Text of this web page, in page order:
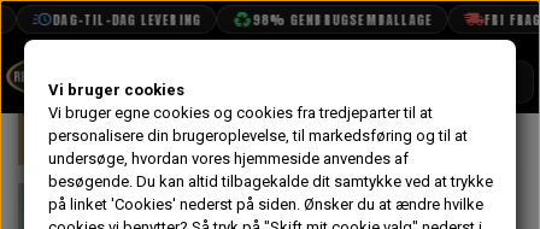
DAG-TIL-DAG LEVERING 98% GENBRUGSEMBALLAGE FRI
BOOK TID
PROJEKTER
Forside Mini Motor Blok Leje Skåle
Hovedleje Sæt
Vi bruger cookies
Vi bruger egne cookies og cookies fra tredjeparter til at
personalisere din brugeroplevelse, til markedsføring og til at
undersøge, hvordan vores hjemmeside anvendes af
besøgende. Du kan altid tilbagekalde dit samtykke ved at trykke
på linket 'Cookies' nederst på siden. Ønsker du at ændre hvilke